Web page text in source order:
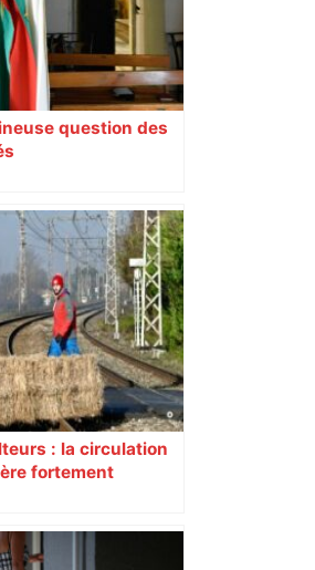
question des
: la circulation
fortement